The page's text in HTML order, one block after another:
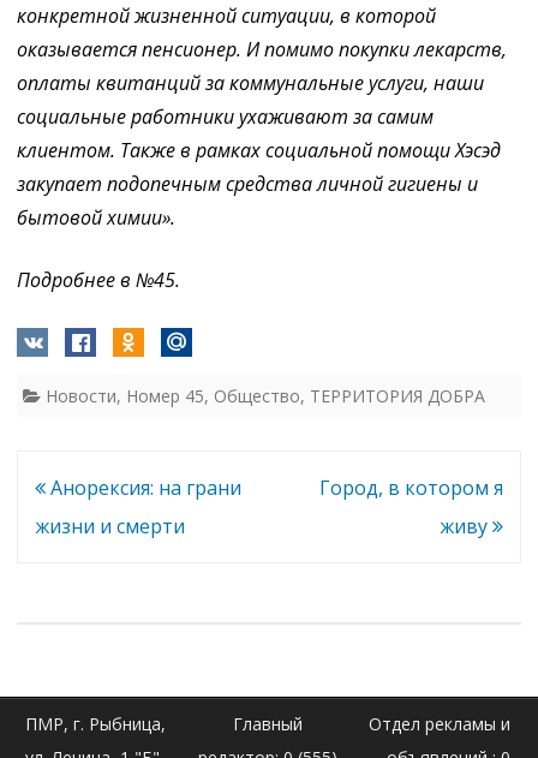
конкретной жизненной ситуации, в которой
оказывается пенсионер. И помимо покупки лекарств,
оплаты квитанций за коммунальные услуги, наши
социальные работники ухаживают за самим
клиентом. Также в рамках социальной помощи Хэсэд
закупает подопечным средства личной гигиены и
бытовой химии».
Подробнее в №45.
Новости, Номер 45, Общество, ТЕРРИТОРИЯ ДОБРА
Навигация
по
Анорексия: на грани
жизни и смерти
Город, в котором я
живу
ПМР, г. Рыбница,
Главный
Отдел рекламы и